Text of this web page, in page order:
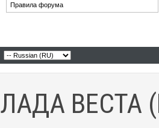
Правила форума
ЛАДА ВЕСТА